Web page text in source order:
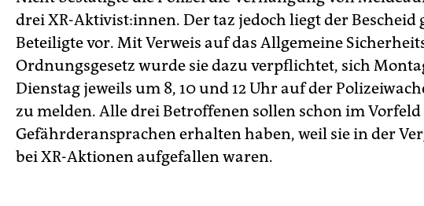
drei XR-Aktivist:innen. Der taz jedoch liegt der Bescheid
Beteiligte vor. Mit Verweis auf das Allgemeine
Ordnungsgesetz wurde sie dazu verpflichtet, sich
Dienstag jeweils um 8, 10 und 12 Uhr auf der
zu melden. Alle drei Betroffenen sollen schon im Vorfeld
Gefährderansprachen erhalten haben, weil sie in der
bei XR-Aktionen aufgefallen waren.